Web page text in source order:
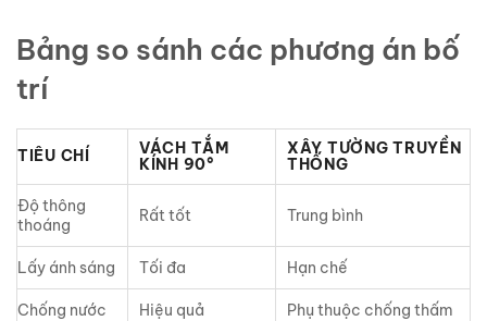
Bảng so sánh các phương án bố
trí
TIÊU CHÍ
VÁCH TẮM
KÍNH 90°
XÂY TƯỜNG TRUYỀN
THỐNG
Độ thông
thoáng
Rất tốt Trung bình
Lấy ánh sáng Tối đa Hạn chế
Chống nước Hiệu quả Phụ thuộc chống thấm